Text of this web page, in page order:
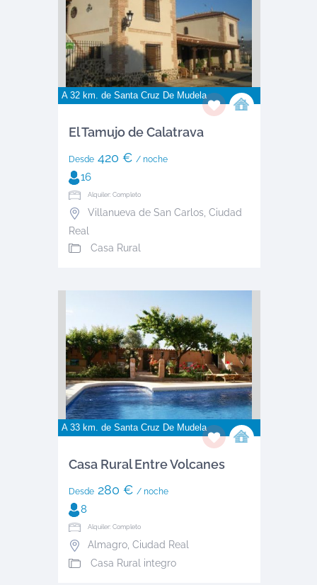
A 32 km. de Santa Cruz De Mudela
El Tamujo de Calatrava
Desde420 € / noche
16
Alquiler: Completo
Villanueva de San Carlos, Ciudad
Real
Casa Rural
A 33 km. de Santa Cruz De Mudela
Casa Rural Entre Volcanes
Desde280 € / noche
8
Alquiler: Completo
Almagro, Ciudad Real
Casa Rural integro